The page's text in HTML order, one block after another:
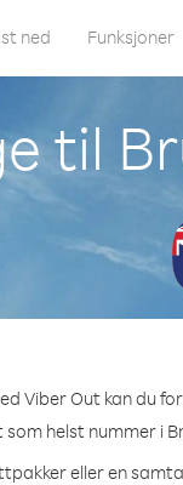
ned Funksjoner
til
Viber Out kan du
som helst nummer i
eller en